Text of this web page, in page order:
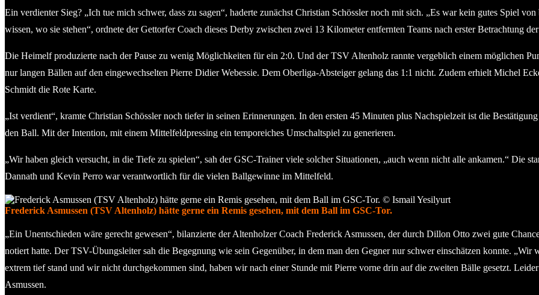
Ein verdienter Sieg? „Ich tue mich schwer, dass zu sagen“, haderte zunächst Christian Schössler noch mit sich. „Es war kein gutes Spiel
wissen, wo sie stehen“, ordnete der Gettorfer Coach dieses Derby zwischen zwei 13 Kilometer entfernten Teams nach erster Betrachtung
Die Heimelf produzierte nach der Pause zu wenig Möglichkeiten für ein 2:0. Und der TSV Altenholz rannte vergeblich einem möglichen
nur langen Bällen auf den eingewechselten Pierre Didier Webessie. Dem Oberliga-Absteiger gelang das 1:1 nicht. Zudem erhielt Michel
Schmidt die Rote Karte.
„Ist verdient“, kramte Christian Schössler noch tiefer in seinen Erinnerungen. In den ersten 45 Minuten plus Nachspielzeit ist die
den Ball. Mit der Intention, mit einem Mittelfeldpressing ein temporeiches Umschaltspiel zu generieren.
„Wir haben gleich versucht, in die Tiefe zu spielen“, sah der GSC-Trainer viele solcher Situationen, „auch wenn nicht alle ankamen.“ Die
Dannath und Kevin Perro war verantwortlich für die vielen Ballgewinne im Mittelfeld.
Frederick Asmussen (TSV Altenholz) hätte gerne ein Remis gesehen, mit dem Ball im GSC-Tor.
„Ein Unentschieden wäre gerecht gewesen“, bilanzierte der Altenholzer Coach Frederick Asmussen, der durch Dillon Otto zwei gute
notiert hatte. Der TSV-Übungsleiter sah die Begegnung wie sein Gegenüber, in dem man den Gegner nur schwer einschätzen konnte.
extrem tief stand und wir nicht durchgekommen sind, haben wir nach einer Stunde mit Pierre vorne drin auf die zweiten Bälle gesetzt.
Asmussen.